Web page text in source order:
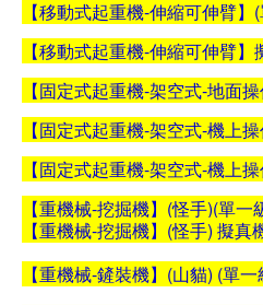
線上報名
反應信箱
資安公告
【移動式起重機-伸縮可伸臂】
【移動式起重機-伸縮可伸臂
【固定式起重機-架空式-地面操
【固定式起重機-架空式-機上
【固定式起重機-架空式-機上
【重機械-挖掘機】(怪手)(單一
【重機械-挖掘機】(怪手) 擬真
【重機械-鏟裝機】(山貓) (單一